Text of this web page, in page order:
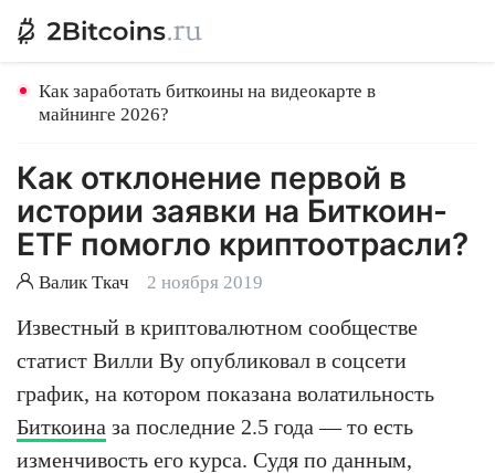
Как заработать биткоины на видеокарте в
майнинге 2026?
Как отклонение первой в
истории заявки на Биткоин-
ETF помогло криптоотрасли?
Валик Ткач 2 ноября 2019
Известный в криптовалютном сообществе
статист Вилли Ву опубликовал в соцсети
график, на котором показана волатильность
Биткоина за последние 2.5 года — то есть
изменчивость его курса. Судя по данным,